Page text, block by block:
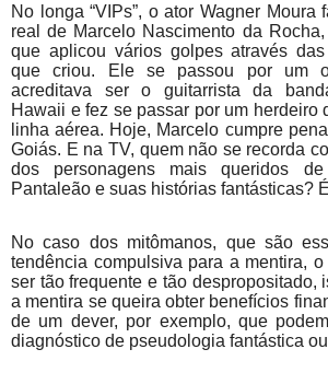
No longa “VIPs”, o ator Wagner Moura
real de Marcelo Nascimento da
que aplicou vários golpes através
que criou. Ele se passou por um
acreditava ser o guitarrista da
Hawaii e fez se passar por um herdeiro
linha aérea. Hoje, Marcelo cumpre
Goiás. E na TV, quem não se recorda
dos personagens mais queridos
Pantaleão e suas histórias fantásticas?
No caso dos mitômanos, que são
tendência compulsiva para a mentira,
ser tão frequente e tão despropositado,
a mentira se queira obter benefícios
de um dever, por exemplo, que
diagnóstico de pseudologia fantástica